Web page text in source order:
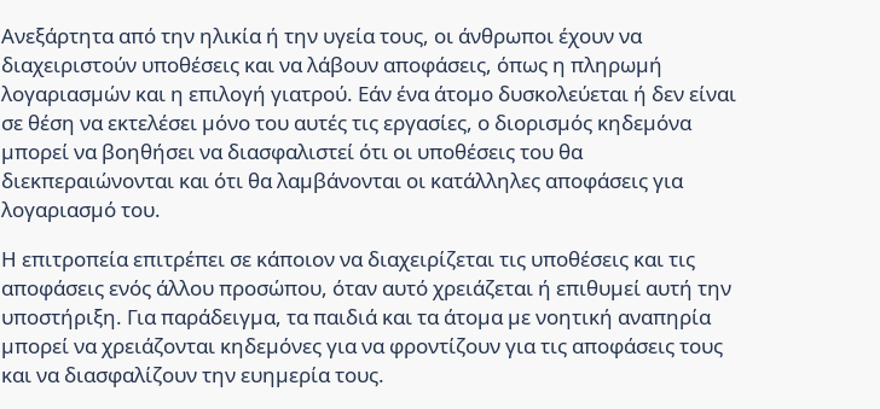
Ανεξάρτητα από την ηλικία ή την υγεία τους, οι άνθρωποι έχουν να
διαχειριστούν υποθέσεις και να λάβουν αποφάσεις, όπως η πληρωμή
λογαριασμών και η επιλογή γιατρού. Εάν ένα άτομο δυσκολεύεται ή δεν είναι
σε θέση να εκτελέσει μόνο του αυτές τις εργασίες, ο διορισμός κηδεμόνα
μπορεί να βοηθήσει να διασφαλιστεί ότι οι υποθέσεις του θα
διεκπεραιώνονται και ότι θα λαμβάνονται οι κατάλληλες αποφάσεις για
λογαριασμό του.
Η επιτροπεία επιτρέπει σε κάποιον να διαχειρίζεται τις υποθέσεις και τις
αποφάσεις ενός άλλου προσώπου, όταν αυτό χρειάζεται ή επιθυμεί αυτή την
υποστήριξη. Για παράδειγμα, τα παιδιά και τα άτομα με νοητική αναπηρία
μπορεί να χρειάζονται κηδεμόνες για να φροντίζουν για τις αποφάσεις τους
και να διασφαλίζουν την ευημερία τους.